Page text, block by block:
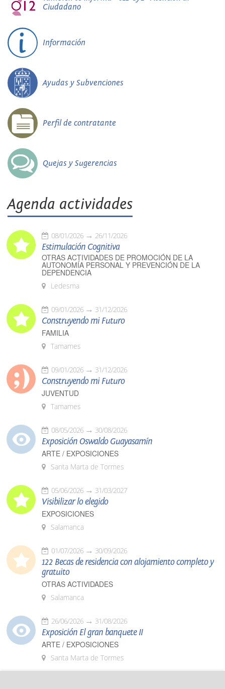
Ciudadano
Información
Ayudas y Subvenciones
Perfil de contratante
Quejas y Sugerencias
Agenda actividades
08/01/2026 26/11/2026
Estimulación Cognitiva
OTRAS ACTIVIDADES DE PROMOCIÓN DE LA
AUTONOMÍA PERSONAL Y PREVENCIÓN DE LA
DEPENDENCIA
Ledesma
09/01/2026 31/12/2026
Construyendo mi Futuro
FAMILIA
Tamames
09/01/2026 31/12/2026
Construyendo mi Futuro
JUVENTUD
Tamames
08/05/2026 30/08/2026
Exposición Oswaldo Guayasamín
ARTE / EXPOSICIONES
Santa Marta de Tormes
05/06/2026 31/03/2027
Visibilizar lo elegido
EXPOSICIONES
Salamanca
01/07/2026 30/09/2026
122 Becas de residencia con alojamiento completo y
gratuito
OTRAS ACTIVIDADES
Salamanca
26/06/2026 31/08/2026
Exposición El gran banquete II
ARTE / EXPOSICIONES
Santa Marta de Tormes